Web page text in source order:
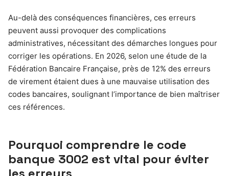
Au-delà des conséquences financières, ces erreurs
peuvent aussi provoquer des complications
administratives, nécessitant des démarches longues pour
corriger les opérations. En 2026, selon une étude de la
Fédération Bancaire Française, près de 12% des erreurs
de virement étaient dues à une mauvaise utilisation des
codes bancaires, soulignant l’importance de bien maîtriser
ces références.
Pourquoi comprendre le code
banque 3002 est vital pour éviter